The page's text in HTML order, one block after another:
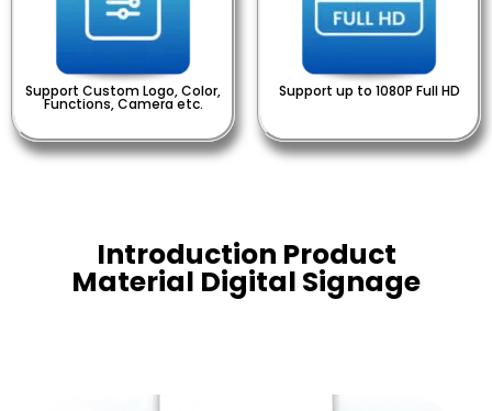
Support Custom Logo, Color,
Functions, Camera etc.
Support up to 1080P Full HD
Introduction Product
Material Digital Signage